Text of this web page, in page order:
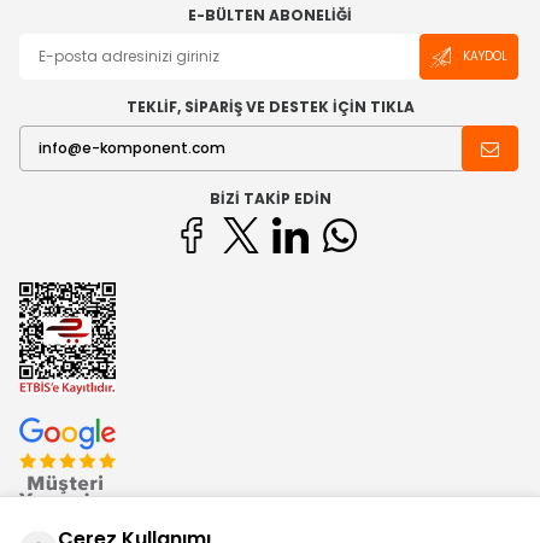
E-BÜLTEN ABONELIĞI
KAYDOL
TEKLİF, SİPARİŞ VE DESTEK İÇİN TIKLA
BIZI TAKIP EDIN